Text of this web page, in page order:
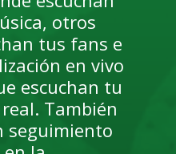
otros
tus fans e
en vivo
escuchan tu
También
seguimiento